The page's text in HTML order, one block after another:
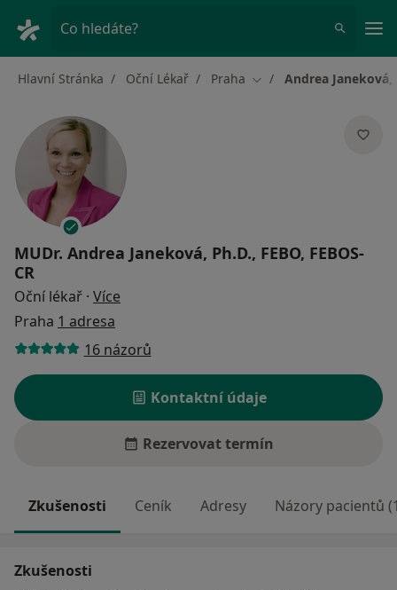
Co hledáte?
Hlavní Stránka Oční Lékař Praha Změna města
Andrea Janeková,
MUDr. Andrea Janeková, Ph.D., FEBO, FEBOS-
CR
Oční lékař · Více
Praha 1 adresa
16 názorů
Kontaktní údaje
Rezervovat termín
Zkušenosti Ceník Adresy Názory pacientů
Zkušenosti